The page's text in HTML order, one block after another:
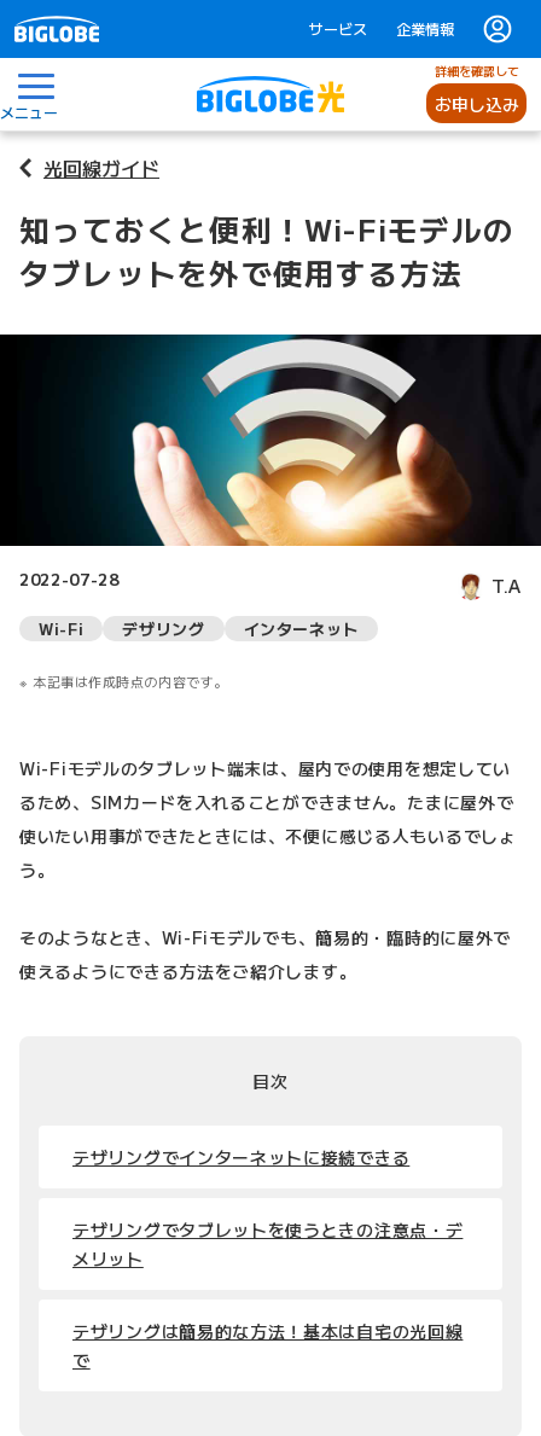
サービス 企業情報
メニュー
詳細を確認して
お申し込み
光回線ガイド
知っておくと便利！Wi-Fiモデルの
タブレットを外で使用する方法
2022-07-28 T.A
Wi-Fi デザリング インターネット
本記事は作成時点の内容です。
Wi-Fiモデルのタブレット端末は、屋内での使用を想定してい
るため、SIMカードを入れることができません。たまに屋外で
使いたい用事ができたときには、不便に感じる人もいるでしょ
う。
そのようなとき、Wi-Fiモデルでも、簡易的・臨時的に屋外で
使えるようにできる方法をご紹介します。
目次
テザリングでインターネットに接続できる
テザリングでタブレットを使うときの注意点・デ
メリット
テザリングは簡易的な方法！基本は自宅の光回線
で